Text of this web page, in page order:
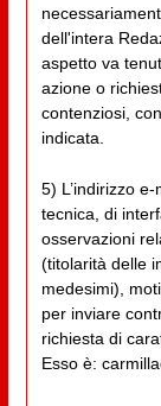
dell'intera
aspetto va
azione o
contenziosi,
indicata.
5) L’indirizzo
tecnica, di
osservazioni
(titolarità delle
medesimi),
per inviare
richiesta di
Esso è: